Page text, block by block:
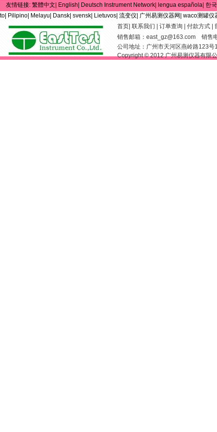
友情链接: 繁體中文| English| Deutsch Instrument Network| lengua española| 한
to| Pilipino| Melayu| Dansk| svensk| Lietuvos| 流变仪| 广州易测仪器网| waco测罐仪
首页 联系我们 订单查询 付款方式
销售邮箱： east_gz@163.com 销售
公司地址：广州市天河区燕岭路123
Copyright © 2012 广州易测仪器有限